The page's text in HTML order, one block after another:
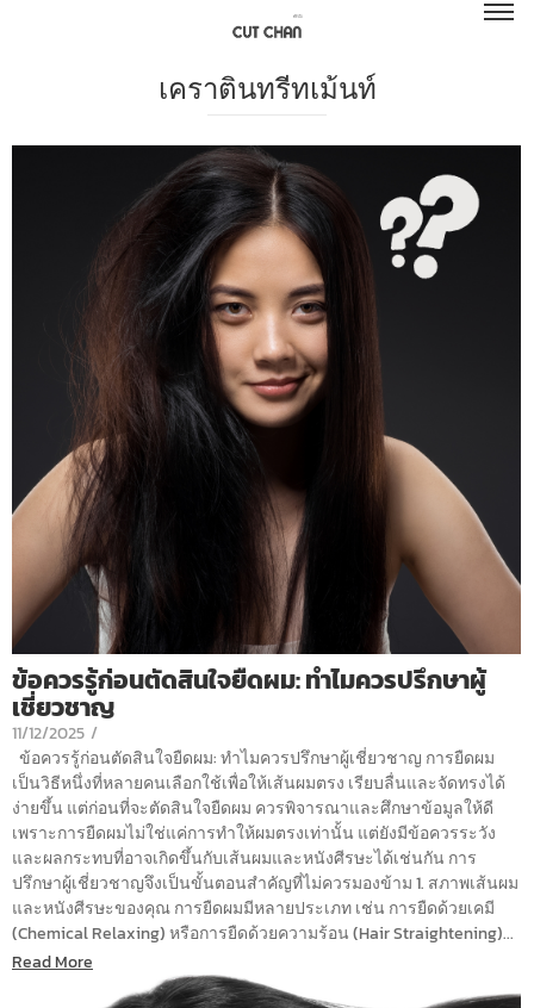
เคราตินทรีทเม้นท์
ข้อควรรู้ก่อนตัดสินใจยืดผม: ทำไมควรปรึกษาผู้
เชี่ยวชาญ
11/12/2025 /
ข้อควรรู้ก่อนตัดสินใจยืดผม: ทำไมควรปรึกษาผู้เชี่ยวชาญ การยืดผม
เป็นวิธีหนึ่งที่หลายคนเลือกใช้เพื่อให้เส้นผมตรง เรียบลื่นและจัดทรงได้
ง่ายขึ้น แต่ก่อนที่จะตัดสินใจยืดผม ควรพิจารณาและศึกษาข้อมูลให้ดี
เพราะการยืดผมไม่ใช่แค่การทำให้ผมตรงเท่านั้น แต่ยังมีข้อควรระวัง
และผลกระทบที่อาจเกิดขึ้นกับเส้นผมและหนังศีรษะได้เช่นกัน การ
ปรึกษาผู้เชี่ยวชาญจึงเป็นขั้นตอนสำคัญที่ไม่ควรมองข้าม 1. สภาพเส้นผม
และหนังศีรษะของคุณ การยืดผมมีหลายประเภท เช่น การยืดด้วยเคมี
(Chemical Relaxing) หรือการยืดด้วยความร้อน (Hair Straightening)...
Read More